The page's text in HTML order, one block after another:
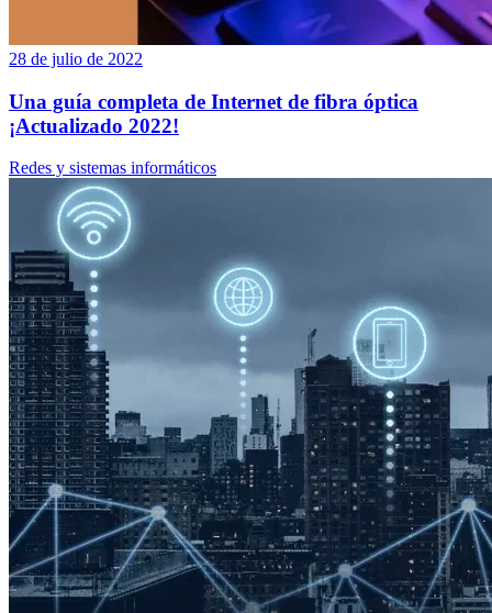
28 de julio de 2022
Una guía completa de Internet de fibra óptica
¡Actualizado 2022!
Redes y sistemas informáticos